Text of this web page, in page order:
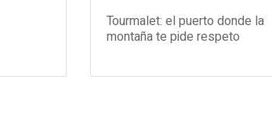
Tourmalet: el puerto donde la
montaña te pide respeto